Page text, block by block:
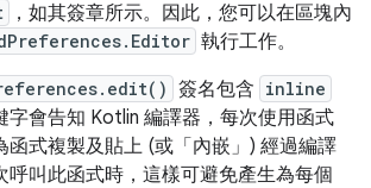
，如其簽章所示。因此，您可以在區塊內
執行工作。
簽名包含 inline
字會告知 Kotlin 編譯器，每次使用函式
式複製及貼上 (或「內嵌」 ) 經過編譯
呼叫此函式時，這樣可避免產生為每個